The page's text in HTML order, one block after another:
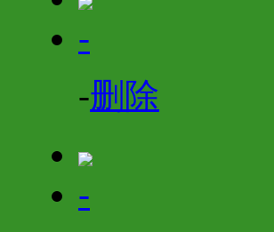
-
-删除
-